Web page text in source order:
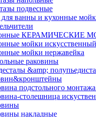
подвесные
ванны и кухонные
КЕРАМИЧЕСКИЕ
мойки
мойки нержавейка
раковины
&amp;
подстольного
столешница
накладные